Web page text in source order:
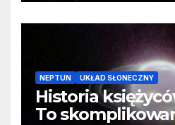
NEPTUN UKŁAD SŁONECZNY
Historia
To